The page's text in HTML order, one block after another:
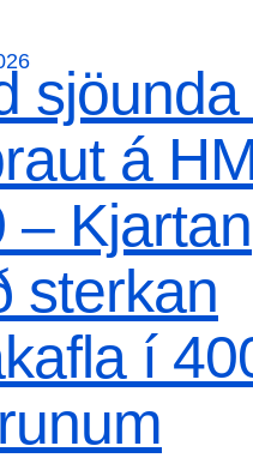
á
– Kjartan
sterkan
í